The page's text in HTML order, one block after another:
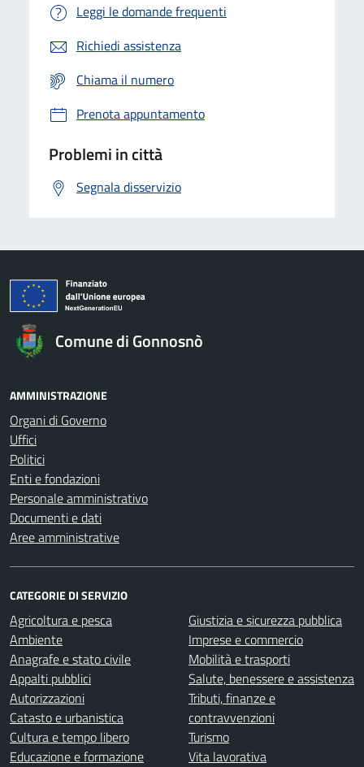
Leggi le domande frequenti
Richiedi assistenza
Chiama il numero
Prenota appuntamento
Problemi in città
Segnala disservizio
Comune di Gonnosnò
AMMINISTRAZIONE
Organi di Governo
Uffici
Politici
Enti e fondazioni
Personale amministrativo
Documenti e dati
Aree amministrative
CATEGORIE DI SERVIZIO
Agricoltura e pesca
Ambiente
Anagrafe e stato civile
Appalti pubblici
Autorizzazioni
Catasto e urbanistica
Cultura e tempo libero
Educazione e formazione
Giustizia e sicurezza pubblica
Imprese e commercio
Mobilità e trasporti
Salute, benessere e assistenza
Tributi, finanze e
contravvenzioni
Turismo
Vita lavorativa